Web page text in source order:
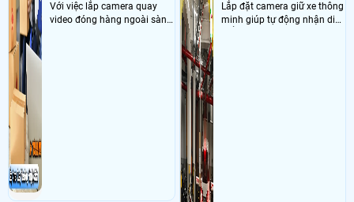
Với việc lắp camera quay
video đóng hàng ngoài sàn
Lắp đặt camera giữ xe thông
minh giúp tự động nhận diện